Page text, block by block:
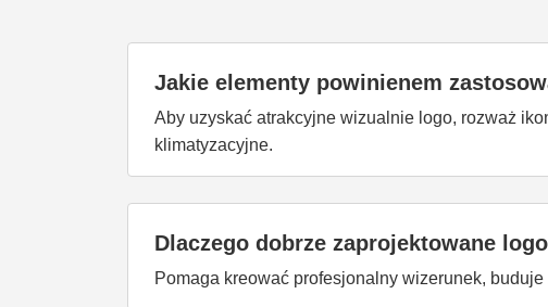
Jakie elementy powinienem
Aby uzyskać atrakcyjne wizualnie logo, rozważ
klimatyzacyjne.
Dlaczego dobrze zaprojektowane
Pomaga kreować profesjonalny wizerunek,